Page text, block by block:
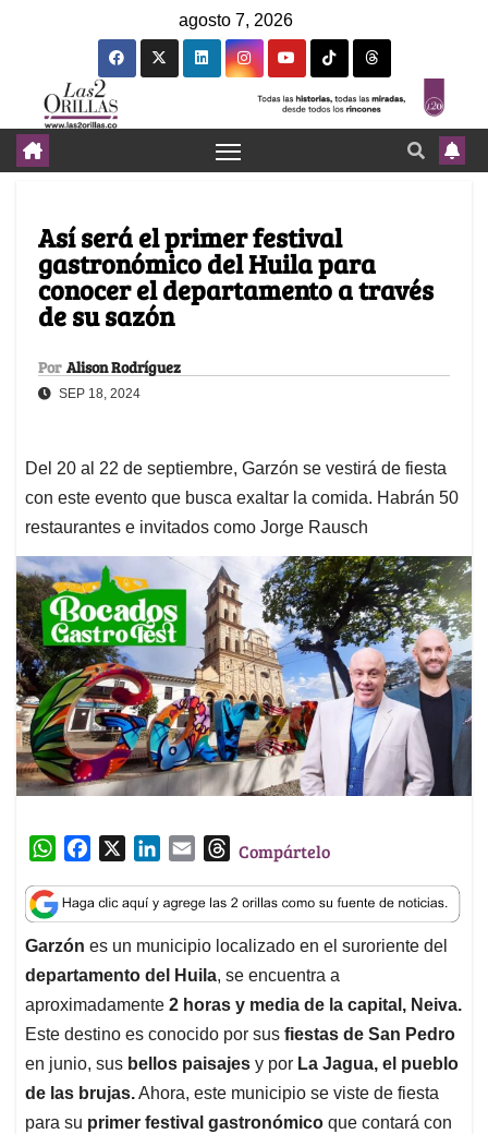
agosto 7, 2026
Así será el primer festival
gastronómico del Huila para
conocer el departamento a través
de su sazón
Por Alison Rodríguez
SEP 18, 2024
Del 20 al 22 de septiembre, Garzón se vestirá de fiesta
con este evento que busca exaltar la comida. Habrán 50
restaurantes e invitados como Jorge Rausch
W
a
t
s
A
p
p
c
e
b
o
o
k
n
k
e
d
I
n
a
i
l
T
r
e
a
d
s
Compártelo
Garzón es un municipio localizado en el suroriente del
departamento del Huila, se encuentra a
aproximadamente 2 horas y media de la capital, Neiva.
Este destino es conocido por sus fiestas de San Pedro
en junio, sus bellos paisajes y por La Jagua, el pueblo
de las brujas.Ahora, este municipio se viste de fiesta
para su primer festival gastronómico que contará con